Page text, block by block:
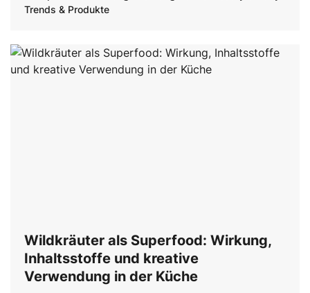
Trends & Produkte
Wildkräuter als Superfood: Wirkung,
Inhaltsstoffe und kreative
Verwendung in der Küche